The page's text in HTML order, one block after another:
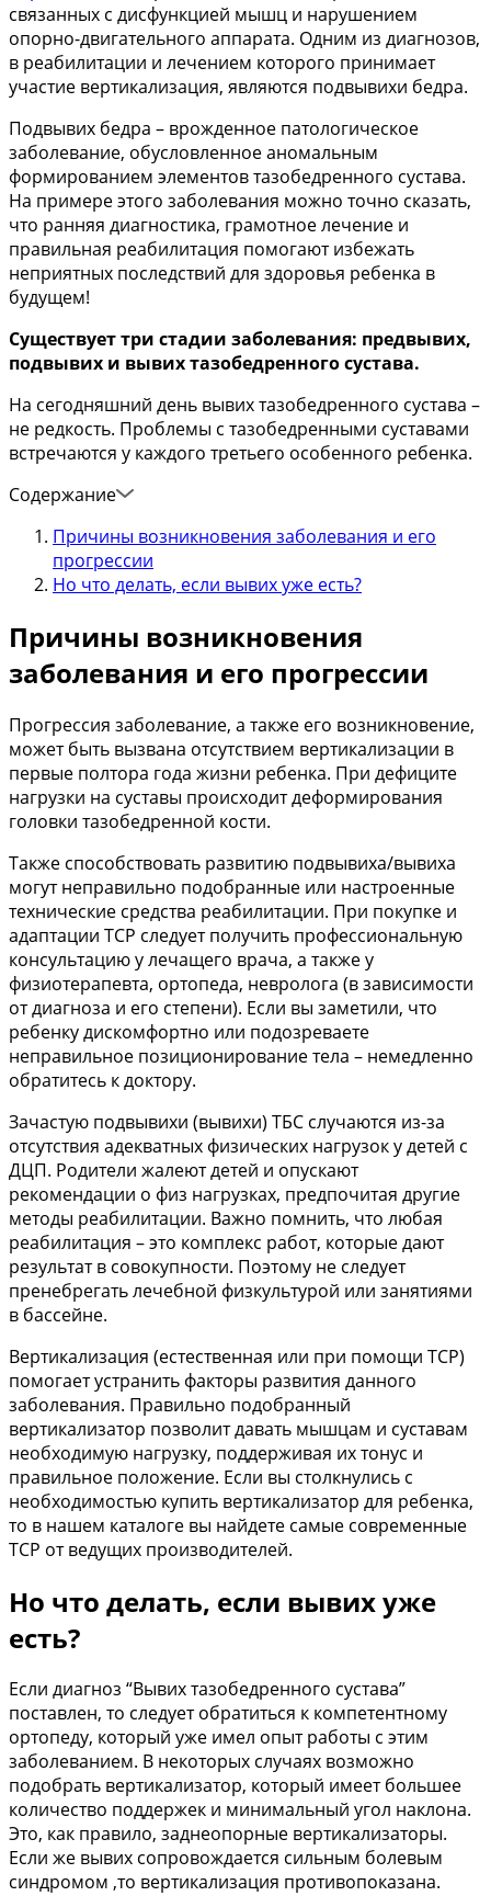
связанных с дисфункцией мышц и нарушением
опорно-двигательного аппарата. Одним из диагнозов,
в реабилитации и лечением которого принимает
участие вертикализация, являются подвывихи бедра.
Подвывих бедра – врожденное патологическое
заболевание, обусловленное аномальным
формированием элементов тазобедренного сустава.
На примере этого заболевания можно точно сказать,
что ранняя диагностика, грамотное лечение и
правильная реабилитация помогают избежать
неприятных последствий для здоровья ребенка в
будущем!
Существует три стадии заболевания: предвывих,
подвывих и вывих тазобедренного сустава.
На сегодняшний день вывих тазобедренного сустава –
не редкость. Проблемы с тазобедренными суставами
встречаются у каждого третьего особенного ребенка.
Содержание
Причины возникновения заболевания и его
прогрессии
Но что делать, если вывих уже есть?
Причины возникновения
заболевания и его прогрессии
Прогрессия заболевание, а также его возникновение,
может быть вызвана отсутствием вертикализации в
первые полтора года жизни ребенка. При дефиците
нагрузки на суставы происходит деформирования
головки тазобедренной кости.
Также способствовать развитию подвывиха/вывиха
могут неправильно подобранные или настроенные
технические средства реабилитации. При покупке и
адаптации ТСР следует получить профессиональную
консультацию у лечащего врача, а также у
физиотерапевта, ортопеда, невролога (в зависимости
от диагноза и его степени). Если вы заметили, что
ребенку дискомфортно или подозреваете
неправильное позиционирование тела – немедленно
обратитесь к доктору.
Зачастую подвывихи (вывихи) ТБС случаются из-за
отсутствия адекватных физических нагрузок у детей с
ДЦП. Родители жалеют детей и опускают
рекомендации о физ нагрузках, предпочитая другие
методы реабилитации. Важно помнить, что любая
реабилитация – это комплекс работ, которые дают
результат в совокупности. Поэтому не следует
пренебрегать лечебной физкультурой или занятиями
в бассейне.
Вертикализация (естественная или при помощи ТСР)
помогает устранить факторы развития данного
заболевания. Правильно подобранный
вертикализатор позволит давать мышцам и суставам
необходимую нагрузку, поддерживая их тонус и
правильное положение. Если вы столкнулись с
необходимостью купить вертикализатор для ребенка,
то в нашем каталоге вы найдете самые современные
ТСР от ведущих производителей.
Но что делать, если вывих уже
есть?
Если диагноз “Вывих тазобедренного сустава”
поставлен, то следует обратиться к компетентному
ортопеду, который уже имел опыт работы с этим
заболеванием. В некоторых случаях возможно
подобрать вертикализатор, который имеет большее
количество поддержек и минимальный угол наклона.
Это, как правило, заднеопорные вертикализаторы.
Если же вывих сопровождается сильным болевым
синдромом ,то вертикализация противопоказана.